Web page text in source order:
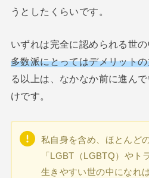
うとしたくらいです。
いずれは完全に認められる世
多数派にとってはデメリット
る以上は、なかなか前に進ん
けです。
私自身を含め、ほとんど
「LGBT（LGBTQ）やト
生きやすい世の中になれ